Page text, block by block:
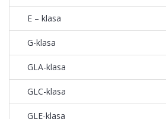
E – klasa
G-klasa
GLA-klasa
GLC-klasa
GLE-klasa